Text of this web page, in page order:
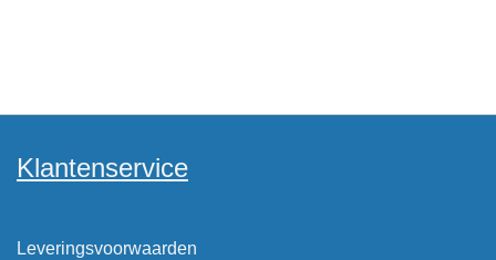
Klantenservice
Leveringsvoorwaarden